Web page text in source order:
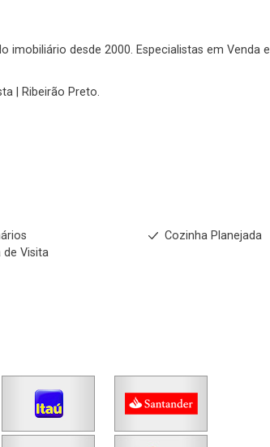
imobiliário desde 2000. Especialistas em Venda e
| Ribeirão Preto.
Cozinha Planejada
de Visita